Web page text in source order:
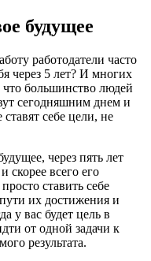
будущее
работодатели часто
через 5 лет? И многих
что большинство людей
сегодняшним днем и
себе цели, не
через пять лет
скорее всего его
ставить себе
их достижения и
у вас будет цель в
от одной задачи к
результата.